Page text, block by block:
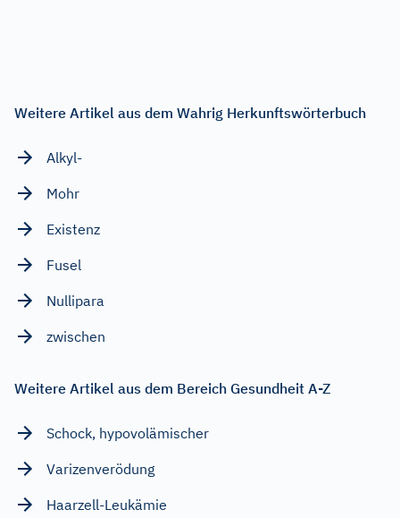
Weitere Artikel aus dem Wahrig Herkunftswörterbuch
Alkyl-
Mohr
Existenz
Fusel
Nullipara
zwischen
Weitere Artikel aus dem Bereich Gesundheit A-Z
Schock, hypovolämischer
Varizenverödung
Haarzell-Leukämie